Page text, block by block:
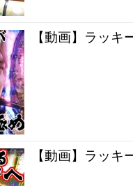
【動画】ラッ
【動画】ラッ